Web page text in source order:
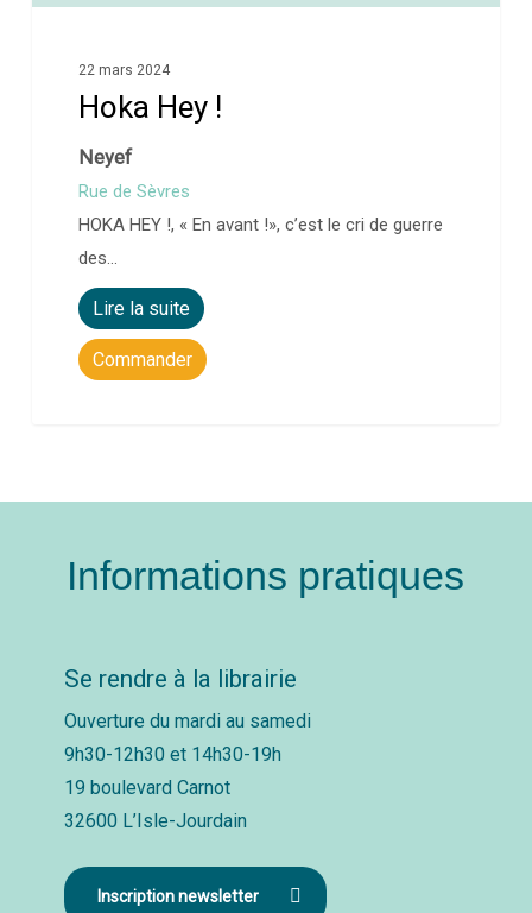
22 mars 2024
Hoka Hey !
Neyef
Rue de Sèvres
HOKA HEY !, « En avant !», c’est le cri de guerre
des…
Lire la suite
Commander
Informations pratiques
Se rendre à la librairie
Ouverture du mardi au samedi
9h30-12h30 et 14h30-19h
19 boulevard Carnot
32600 L’Isle-Jourdain
Inscription newsletter